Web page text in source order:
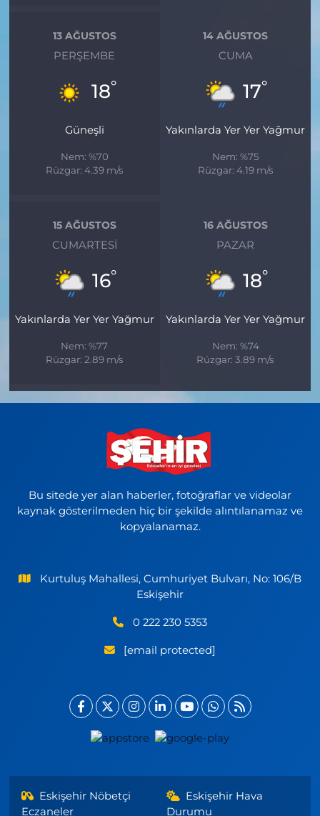
13 AĞUSTOS
PERŞEMBE
18°
Güneşli
Nem: %70
Rüzgar: 4.39 m/s
14 AĞUSTOS
CUMA
17°
Yakınlarda Yer Yer Yağmur
Nem: %75
Rüzgar: 4.19 m/s
15 AĞUSTOS
CUMARTESI
16°
Yakınlarda Yer Yer Yağmur
Nem: %77
Rüzgar: 2.89 m/s
16 AĞUSTOS
PAZAR
18°
Yakınlarda Yer Yer Yağmur
Nem: %74
Rüzgar: 3.89 m/s
Bu sitede yer alan haberler, fotoğraflar ve videolar
kaynak gösterilmeden hiç bir şekilde alıntılanamaz ve
kopyalanamaz.
Kurtuluş Mahallesi, Cumhuriyet Bulvarı, No: 106/B
Eskişehir
0 222 230 5353
[email protected]
Eskişehir Nöbetçi
Eczaneler
Eskişehir Hava
Durumu